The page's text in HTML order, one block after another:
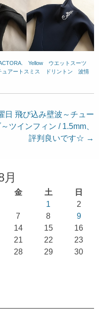
Yellow ウエットスーツ
ュアートスミス ドリントン
波情
日 飛び込み壁波～チュー
ツインフィン / 1.5mm、
評判良いです☆ →
金 土
日
1
2
7 8
9
14 15
16
21 22
23
28 29
30